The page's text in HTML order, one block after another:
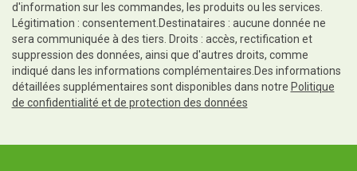
d'information sur les commandes, les produits ou les services.
Légitimation : consentement.Destinataires : aucune donnée ne
sera communiquée à des tiers. Droits : accès, rectification et
suppression des données, ainsi que d'autres droits, comme
indiqué dans les informations complémentaires.Des informations
détaillées supplémentaires sont disponibles dans notre Politique
de confidentialité et de protection des données